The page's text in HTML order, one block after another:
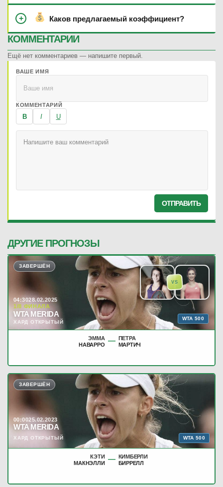
Каков предлагаемый коэффициент?
КОММЕНТАРИИ
Ещё нет комментариев — напишите первый.
ВАШЕ ИМЯ
КОММЕНТАРИЙ
B I U
ОТПРАВИТЬ
ДРУГИЕ ПРОГНОЗЫ
VS
ЗАВЕРШЁН
04:3028.02.2025
1/8 ФИНАЛА
WTA MERIDA
ХАРД ОТКРЫТЫЙ
WTA 500
ЭММА
НАВАРРО — ПЕТРА
МАРТИЧ
ЗАВЕРШЁН
00:0025.02.2023
WTA MERIDA
ХАРД ОТКРЫТЫЙ WTA 500
КЭТИ
МАКНЭЛЛИ — КИМБЕРЛИ
БИРРЕЛЛ